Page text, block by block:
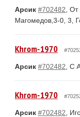
Арсик #702482 ,
Магомедов,3-0, 3,
Khrom-1970
Арсик #702482 , С
Khrom-1970
Арсик #702482 ,